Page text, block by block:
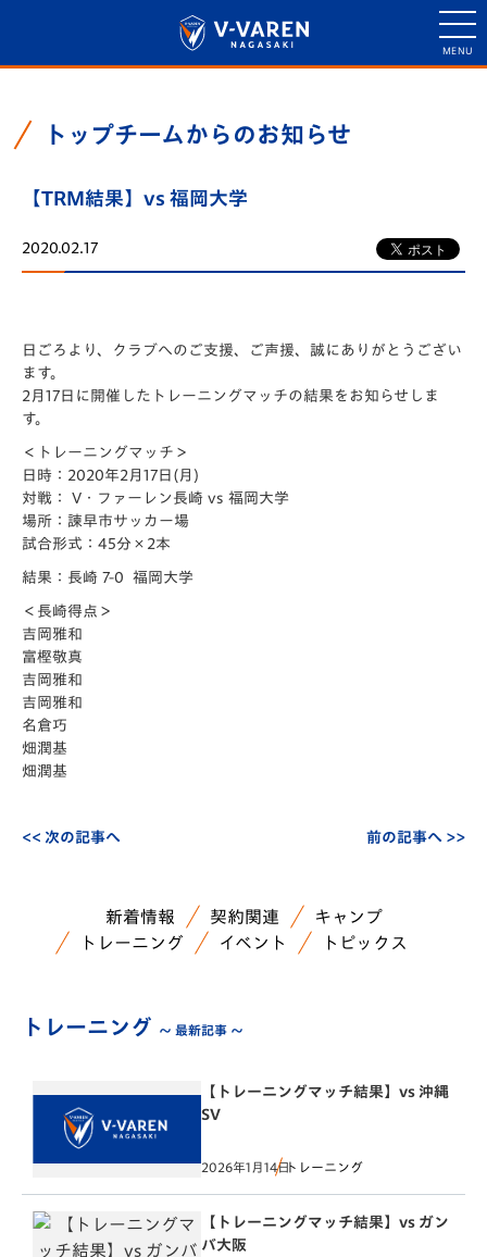
トップチームからのお知らせ
【TRM結果】vs 福岡大学
2020.02.17
日ごろより、クラブへのご支援、ご声援、誠にありがとうござい
ます。
2月17日に開催したトレーニングマッチの結果をお知らせしま
す。
＜トレーニングマッチ＞
日時：2020年2月17日(月)
対戦： V・ファーレン長崎 vs 福岡大学
場所：諫早市サッカー場
試合形式：45分×2本
結果：長崎 7-0 福岡大学
＜長崎得点＞
吉岡雅和
富樫敬真
吉岡雅和
吉岡雅和
名倉巧
畑潤基
畑潤基
<< 次の記事へ 前の記事へ >>
新着情報 契約関連
キャンプ
トレーニング
イベント トピックス
トレーニング ～ 最新記事 ～
【トレーニングマッチ結果】vs 沖縄
SV
2026年1月14日トレーニング
【トレーニングマッチ結果】vs ガン
バ大阪